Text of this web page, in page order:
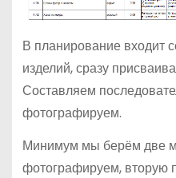
В планирование входит
изделий, сразу
Составляем
фотографируем.
Минимум мы берём две
фотографируем, вторую